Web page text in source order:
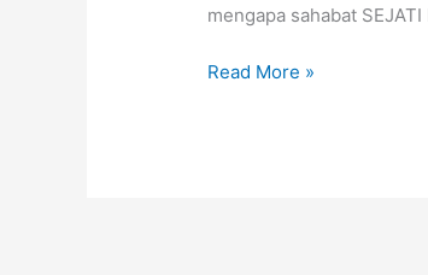
mengapa sahabat
Read More »